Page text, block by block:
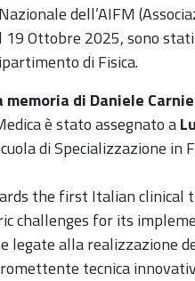
dell’AIFM
19 Ottobre 2025, sono
di Fisica.
memoria di Daniele
è stato assegnato a
di Specializzazione in
the first Italian clinical
challenges for its
legate alla realizzazione
tecnica